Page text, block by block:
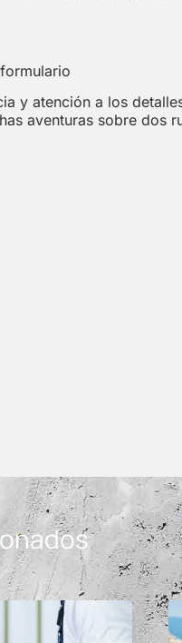
y atención a los
aventuras sobre dos